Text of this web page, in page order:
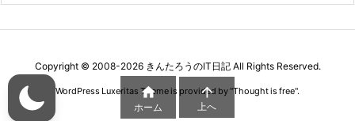
Copyright © 2008-2026 きんたろうのIT日記All Rights Reserved.
WordPress Luxeritas Theme is provided by "Thought is free".

ホーム

上へ